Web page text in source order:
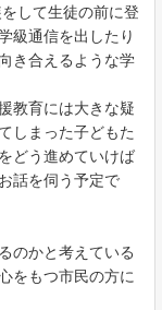
して生徒の前に登
級通信を出したり
き合えるような学
教育には大きな疑
しまった子どもた
どう進めていけば
話を伺う予定で
のかと考えている
をもつ市民の方に